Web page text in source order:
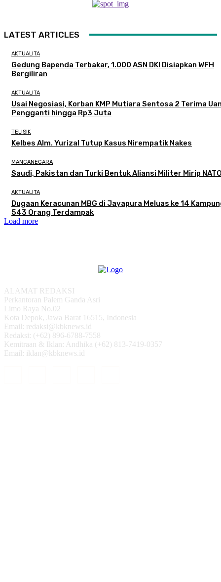
LATEST ARTICLES
AKTUALITA
Gedung Bapenda Terbakar, 1.000 ASN DKI Disiapkan WFH
Bergiliran
AKTUALITA
Usai Negosiasi, Korban KMP Mutiara Sentosa 2 Terima
Pengganti hingga Rp3 Juta
TELISIK
Kelbes Alm. Yurizal Tutup Kasus Nirempatik Nakes
MANCANEGARA
Saudi, Pakistan dan Turki Bentuk Aliansi Militer Mirip
AKTUALITA
Dugaan Keracunan MBG di Jayapura Meluas ke 14
543 Orang Terdampak
Load more
ALAMAT REDAKSI
Perkantoran Palem Ganda Asri
Limo Raya No.02
Kota Depok, Jawa Barat 16515, Indonesia
Email: redaksi@kbknews.id
Redaksi: (+62) 896-6788-7558
Kemitraan & Iklan: Andhika (+62) 813-7419-0357
Email: iklan@kbknews.id